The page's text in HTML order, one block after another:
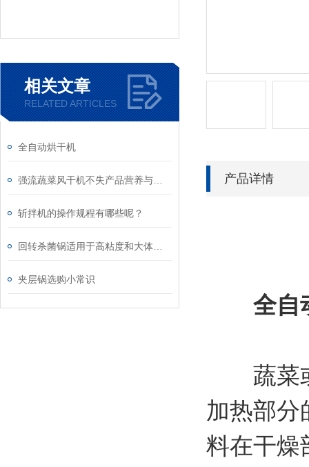
相关文章
RELATED ARTICLES
全自动烘干机
斩拌机的操作规程有哪些呢？
夹层锅选购小常识
产品详情
全自
蔬菜或
加热部分
料在干燥